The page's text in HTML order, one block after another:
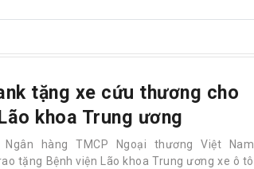
tặng xe cứu thương cho
khoa Trung ương
Ngân hàng TMCP Ngoại thương Việt Nam
tặng Bệnh viện Lão khoa Trung ương xe ô tô